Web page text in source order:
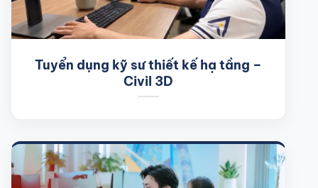
Tuyển dụng kỹ sư thiết kế hạ tầng –
Civil 3D